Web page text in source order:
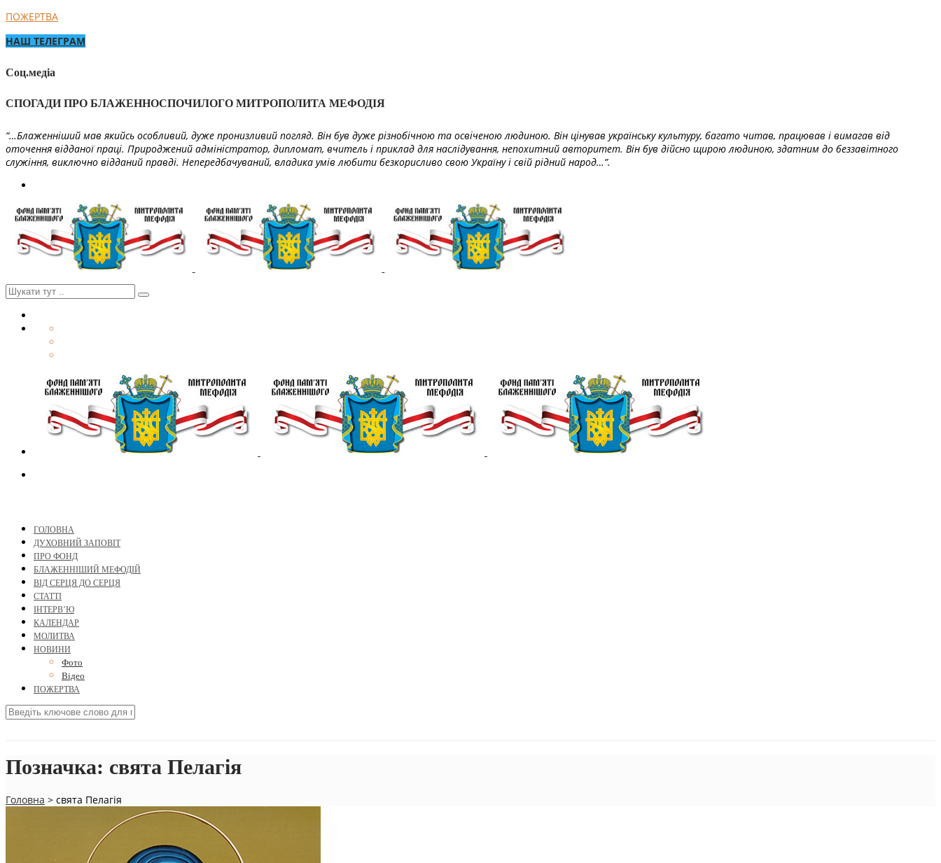
ПОЖЕРТВА
НАШ ТЕЛЕГРАМ
Соц.медіа
СПОГАДИ ПРО БЛАЖЕННОСПОЧИЛОГО МИТРОПОЛИТА МЕФОДІЯ
“…Блаженніший мав якийсь особливий, дуже пронизливий погляд. Він був дуже різнобічною та освіченою людиною. Він цінував українську культуру, багато читав, працював і вимагав від
оточення відданої праці. Природжений адміністратор, дипломат, вчитель і приклад для наслідування, непохитний авторитет. Він був дійсно щирою людиною, здатним до беззавітного
служіння, виключно відданий правді. Непередбачуваний, владика умів любити безкорисливо свою Україну і свій рідний народ…”.
ГОЛОВНА
ДУХОВНИЙ ЗАПОВІТ
ПРО ФОНД
БЛАЖЕННІШИЙ МЕФОДІЙ
ВІД СЕРЦЯ ДО СЕРЦЯ
СТАТТІ
ІНТЕРВ’Ю
КАЛЕНДАР
МОЛИТВА
НОВИНИ
Фото
Відео
ПОЖЕРТВА
Позначка: свята Пелагія
Головна > свята Пелагія